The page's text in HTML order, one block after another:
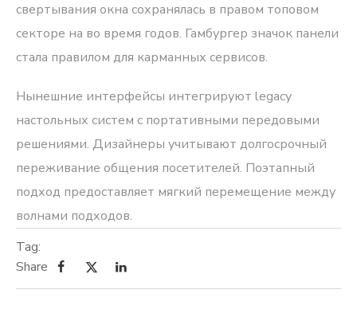
свертывания окна сохранялась в правом топовом
секторе на во время годов. Гамбургер значок панели
стала правилом для карманных сервисов.
Нынешние интерфейсы интегрируют legacy
настольных систем с портативными передовыми
решениями. Дизайнеры учитывают долгосрочный
переживание общения посетителей. Поэтапный
подход предоставляет мягкий перемещение между
волнами подходов.
Tag:
Share